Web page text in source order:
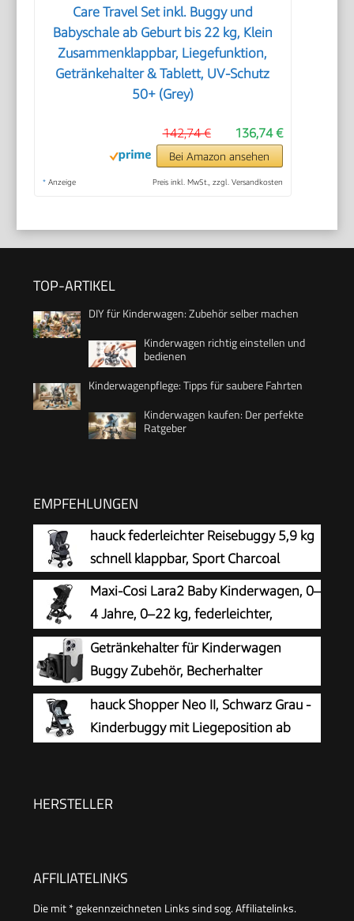
Care Travel Set inkl. Buggy und
Babyschale ab Geburt bis 22 kg, Klein
Zusammenklappbar, Liegefunktion,
Getränkehalter & Tablett, UV-Schutz
50+ (Grey)
136,74 €
142,74 €
Bei Amazon ansehen
* Anzeige Preis inkl. MwSt., zzgl. Versandkosten
TOP-ARTIKEL
DIY für Kinderwagen: Zubehör selber machen
Kinderwagen richtig einstellen und
bedienen
Kinderwagenpflege: Tipps für saubere Fahrten
Kinderwagen kaufen: Der perfekte
Ratgeber
EMPFEHLUNGEN
hauck federleichter Reisebuggy 5,9 kg
schnell klappbar, Sport Charcoal
Maxi-Cosi Lara2 Baby Kinderwagen, 0–
4 Jahre, 0–22 kg, federleichter,
kompakter Buggy, 3 Liegepositionen,
flache Liegeposition, klein zusammenklappbar,
Schultergurt, Essential Black
Getränkehalter für Kinderwagen
Buggy Zubehör, Becherhalter
Kinderwagen
hauck Shopper Neo II, Schwarz Grau -
Kinderbuggy mit Liegeposition ab
Zusammenklappbar, Tasche im Verdeck, XL Korb
HERSTELLER
AFFILIATELINKS
Die mit * gekennzeichneten Links sind sog. Affiliatelinks.